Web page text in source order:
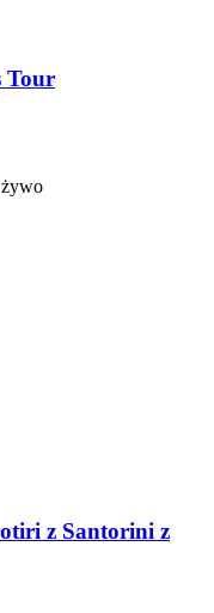
Tour
z Santorini z